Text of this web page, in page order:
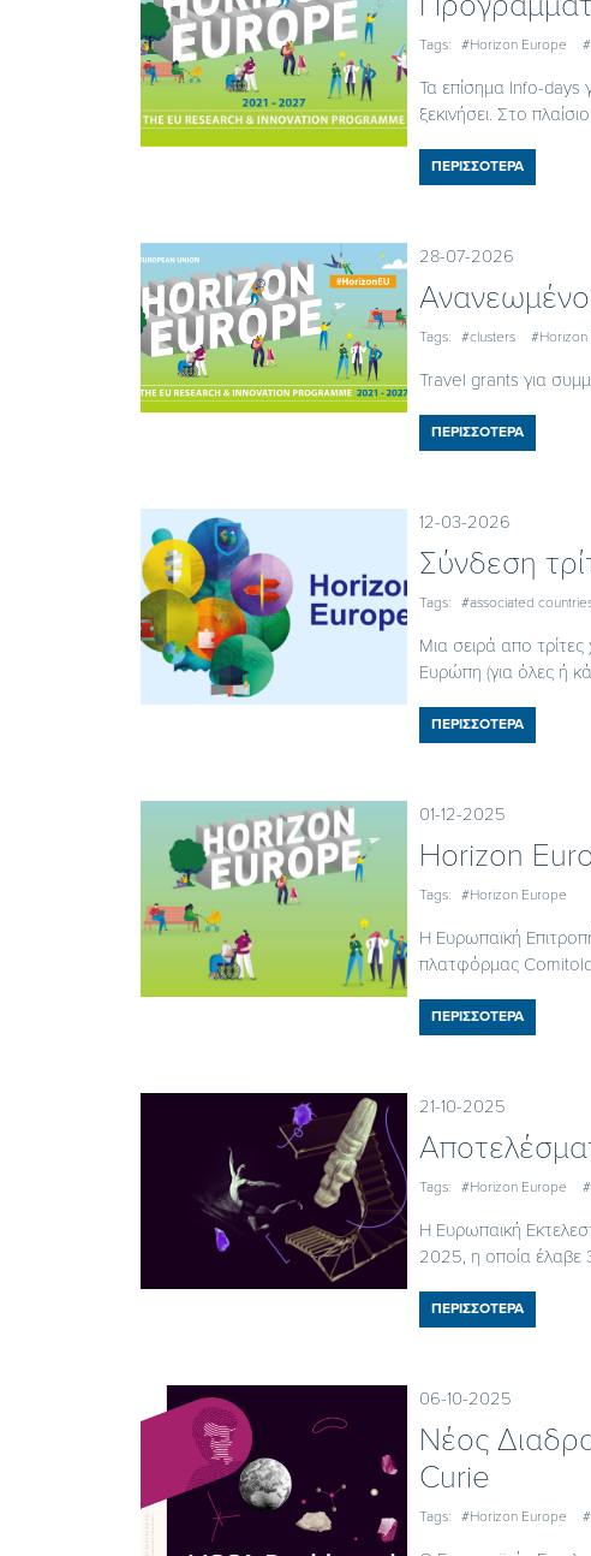
Tags: #Horizon Europe
Τα επίσημα Info-days
ξεκινήσει. Στο
ΠΕΡΙΣΣΟΤΕΡΑ
28-07-2026
Tags: #clusters #Horizon
Travel grants για
ΠΕΡΙΣΣΟΤΕΡΑ
12-03-2026
Σύνδεση
Tags: #associated
Μια σειρά απο
Ευρώπη (για όλες ή
ΠΕΡΙΣΣΟΤΕΡΑ
01-12-2025
Horizon
Tags: #Horizon Europe
Η Ευρωπαϊκή
πλατφόρμας
ΠΕΡΙΣΣΟΤΕΡΑ
21-10-2025
Tags: #Horizon Europe
Η Ευρωπαϊκή
2025, η οποία έλαβε
ΠΕΡΙΣΣΟΤΕΡΑ
06-10-2025
Νέος
Curie
Tags: #Horizon Europe